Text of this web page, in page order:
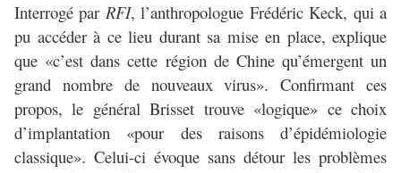
Interrogé par RFI, l’anthropologue Frédéric Keck, qui a
pu accéder à ce lieu durant sa mise en place, explique
que «c’est dans cette région de Chine qu’émergent un
grand nombre de nouveaux virus». Confirmant ces
propos, le général Brisset trouve «logique» ce choix
d’implantation «pour des raisons d’épidémiologie
classique». Celui-ci évoque sans détour les problèmes